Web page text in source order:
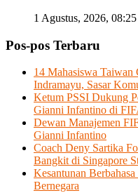
1 Agustus, 2026, 08:25
Pos-pos Terbaru
14 Mahasiswa Taiwan
Indramayu, Sasar
Ketum PSSI Dukung
Gianni Infantino di
Dewan Manajemen
Gianni Infantino
Coach Deny Sartika
Bangkit di Singapore
Kesantunan
Bernegara